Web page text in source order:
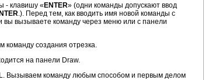
- клавишу «ENTER» (одни команды допускают ввод
.). Перед тем, как вводить имя новой команды с
вы вызываете команду через меню или с панели
создания отрезка.
на панели Draw.
L. Вызываем команду любым способом и первым делом